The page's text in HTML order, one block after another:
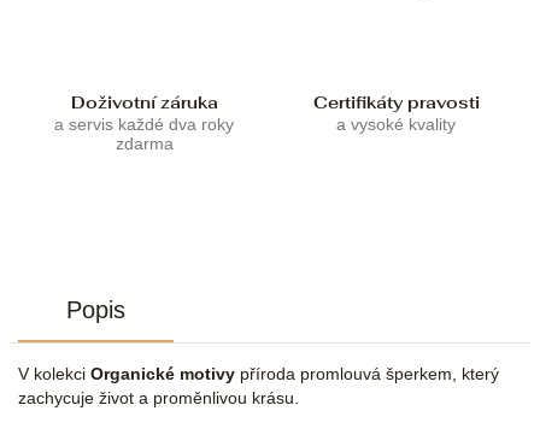
Doživotní záruka
a servis každé dva roky
zdarma
Certifikáty pravosti
a vysoké kvality
Popis
V kolekci Organické motivy příroda promlouvá šperkem, který
zachycuje život a proměnlivou krásu.